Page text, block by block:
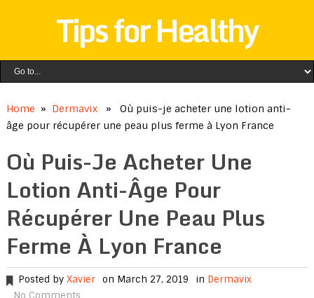
Tips for Healthy
Home » Dermavix» Où puis-je acheter une lotion anti-
âge pour récupérer une peau plus ferme à Lyon France
Où Puis-Je Acheter Une
Lotion Anti-Âge Pour
Récupérer Une Peau Plus
Ferme À Lyon France
Posted by Xavier on March 27, 2019 in Dermavix
No Comments